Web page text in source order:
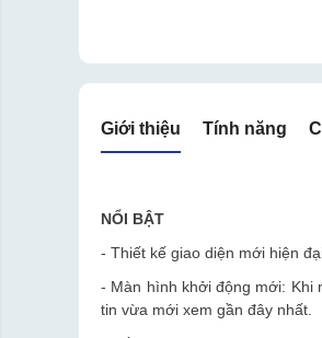
Giới thiệu Tính năng
NỔI BẬT
- Thiết kế giao diện mới hiện
- Màn hình khởi động mới: Khi
tin vừa mới xem gần đây nhất.